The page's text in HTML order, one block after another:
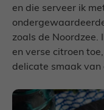
en die serveer ik
zoals de Noordzee.
en verse citroen
delicate smaak